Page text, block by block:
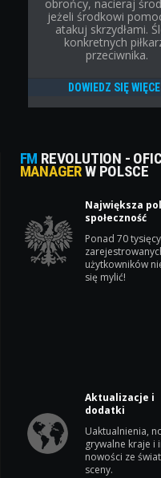
obrońcy, nacieraj
jeżeli środkowi
atakuj skrzydłami.
konkretnych
przeciwnika.
DOWIEDZ SIĘ
FM REVOLUTION -
MANAGERW POLSCE
Największa
społeczność
Ponad 70 tysięcy
użytkowników
się mylić!
Aktualizacje i
dodatki
Uaktualnienia,
grywalne kraje i
nowości ze
sceny.